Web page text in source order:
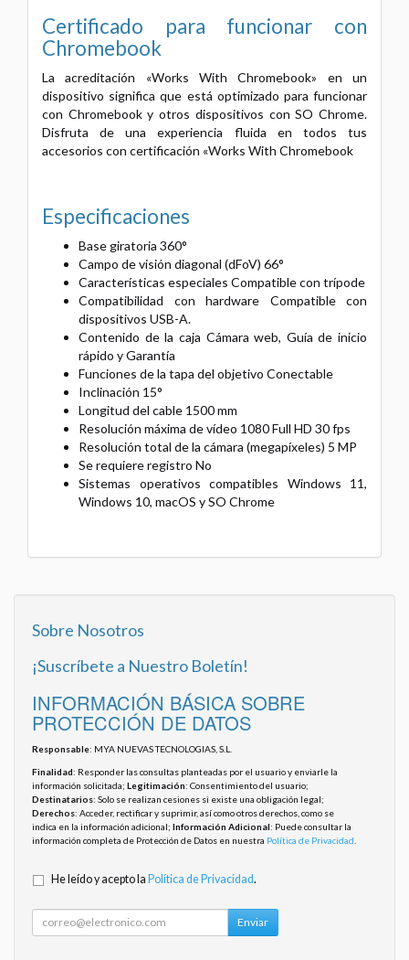
Certificado para funcionar con
Chromebook
La acreditación «Works With Chromebook» en un
dispositivo significa que está optimizado para funcionar
con Chromebook y otros dispositivos con SO Chrome.
Disfruta de una experiencia fluida en todos tus
accesorios con certificación «Works With Chromebook
Especificaciones
Base giratoria 360°
Campo de visión diagonal (dFoV) 66°
Características especiales Compatible con trípode
Compatibilidad con hardware Compatible con
dispositivos USB-A.
Contenido de la caja Cámara web, Guía de inicio
rápido y Garantía
Funciones de la tapa del objetivo Conectable
Inclinación 15°
Longitud del cable 1500 mm
Resolución máxima de vídeo 1080 Full HD 30 fps
Resolución total de la cámara (megapíxeles) 5 MP
Se requiere registro No
Sistemas operativos compatibles Windows 11,
Windows 10, macOS y SO Chrome
Sobre Nosotros
¡Suscríbete a Nuestro Boletín!
INFORMACIÓN BÁSICA SOBRE
PROTECCIÓN DE DATOS
Responsable: MYA NUEVAS TECNOLOGIAS, S.L.
Finalidad: Responder las consultas planteadas por el usuario y enviarle la
información solicitada; Legitimación: Consentimiento del usuario;
Destinatarios: Solo se realizan cesiones si existe una obligación legal;
Derechos: Acceder, rectificar y suprimir, así como otros derechos, como se
indica en la información adicional; Información Adicional: Puede consultar la
información completa de Protección de Datos en nuestra Política de Privacidad
He leído y acepto la Política de Privacidad.
Enviar